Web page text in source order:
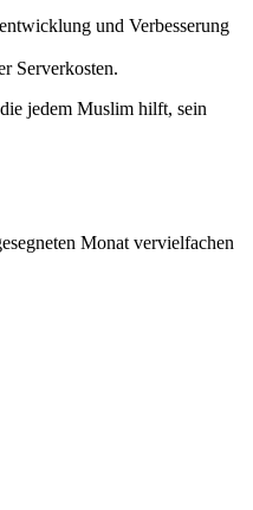
und Verbesserung
Serverkosten.
jedem Muslim hilft, sein
Monat vervielfachen